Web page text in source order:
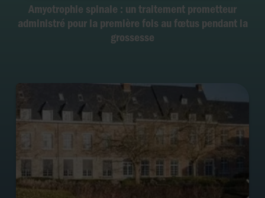
Amyotrophie spinale : un traitement prometteur
administré pour la première fois au fœtus pendant la
grossesse